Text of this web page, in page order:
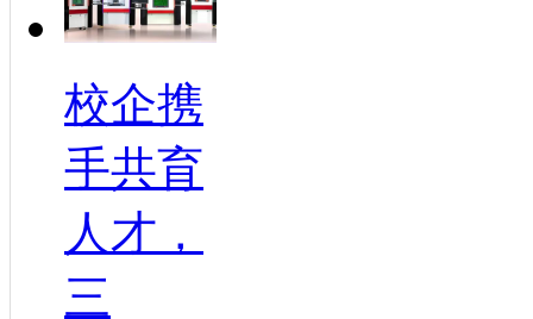
校企携
手共育
人才，
三